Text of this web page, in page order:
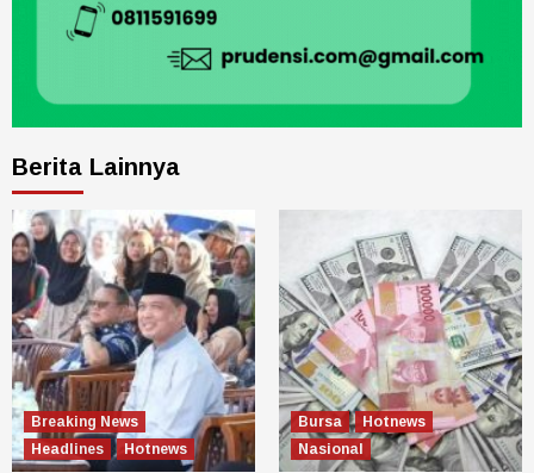
Berita Lainnya
Breaking News
Headlines
Hotnews
Bursa
Hotnews
Nasional